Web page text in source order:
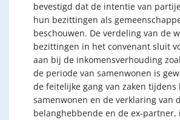
bevestigd dat de intentie van
hun bezittingen als
beschouwen. De verdeling van de
bezittingen in het convenant sluit
aan bij de inkomensverhouding
de periode van samenwonen is
de feitelijke gang van zaken tijdens
samenwonen en de verklaring van
belanghebbende en de ex-partner,